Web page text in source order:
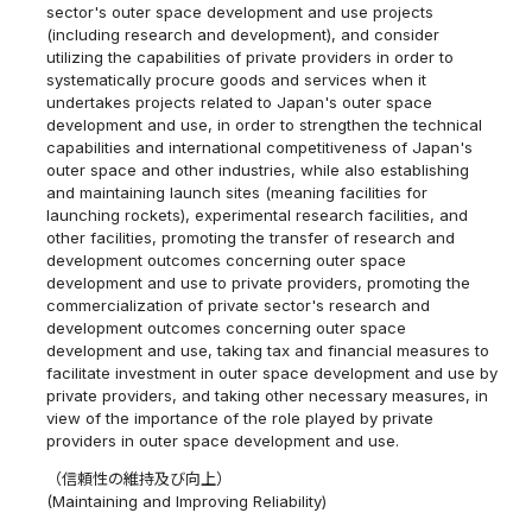
sector's outer space development and use projects
(including research and development), and consider
utilizing the capabilities of private providers in order to
systematically procure goods and services when it
undertakes projects related to Japan's outer space
development and use, in order to strengthen the technical
capabilities and international competitiveness of Japan's
outer space and other industries, while also establishing
and maintaining launch sites (meaning facilities for
launching rockets), experimental research facilities, and
other facilities, promoting the transfer of research and
development outcomes concerning outer space
development and use to private providers, promoting the
commercialization of private sector's research and
development outcomes concerning outer space
development and use, taking tax and financial measures to
facilitate investment in outer space development and use by
private providers, and taking other necessary measures, in
view of the importance of the role played by private
providers in outer space development and use.
（信頼性の維持及び向上）
(Maintaining and Improving Reliability)